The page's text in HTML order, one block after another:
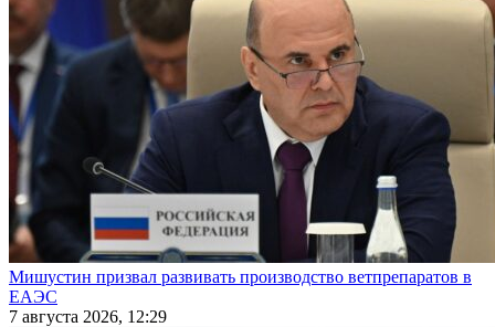
Мишустин призвал развивать производство ветпрепаратов в
ЕАЭС
7 августа 2026, 12:29